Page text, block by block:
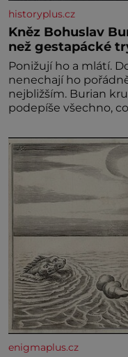
historyplus.cz
Kněz Bohuslav
než gestapácké
Ponižují ho a mlátí.
nenechají ho
nejbližším. Burian
podepíše všechno,
výslechů nikdo
Syn brněnského
enigmaplus.cz